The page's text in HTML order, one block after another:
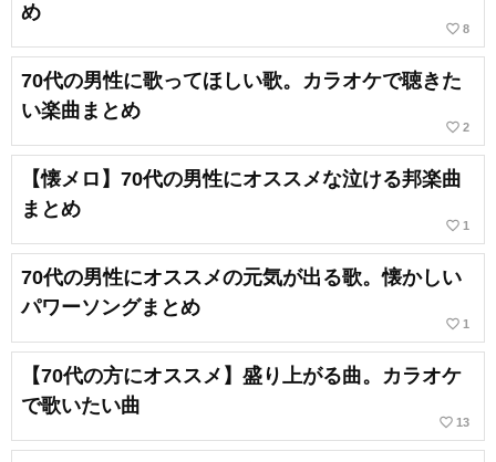
め
favorite_border 8
70代の男性に歌ってほしい歌。カラオケで聴きた
い楽曲まとめ
favorite_border 2
【懐メロ】70代の男性にオススメな泣ける邦楽曲
まとめ
favorite_border 1
70代の男性にオススメの元気が出る歌。懐かしい
パワーソングまとめ
favorite_border 1
【70代の方にオススメ】盛り上がる曲。カラオケ
で歌いたい曲
favorite_border 13